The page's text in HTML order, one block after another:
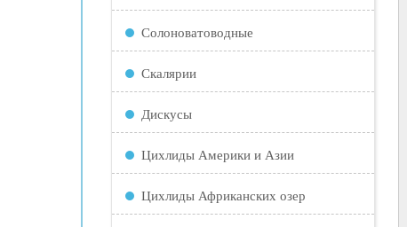
Солоноватоводные
Скалярии
Дискусы
Цихлиды Америки и Азии
Цихлиды Африканских озер